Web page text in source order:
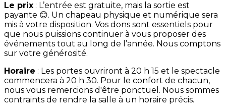
Le prix : L’entrée est gratuite, mais la sortie est
payante 😊. Un chapeau physique et numérique sera
mis à votre disposition. Vos dons sont essentiels pour
que nous puissions continuer à vous proposer des
événements tout au long de l’année. Nous comptons
sur votre générosité.
Horaire : Les portes ouvriront à 20 h 15 et le spectacle
commencera à 20 h 30. Pour le confort de chacun,
nous vous remercions d'être ponctuel. Nous sommes
contraints de rendre la salle à un horaire précis.